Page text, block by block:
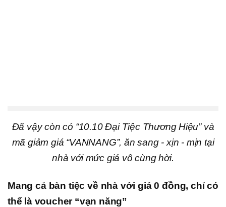
Đã vậy còn có “10.10 Đại Tiệc Thương Hiệu” và
mã giảm giá “VANNANG”, ăn sang - xịn - mịn tại
nhà với mức giá vô cùng hời.
Mang cả bàn tiệc về nhà với giá 0 đồng, chỉ có
thể là voucher “vạn năng”